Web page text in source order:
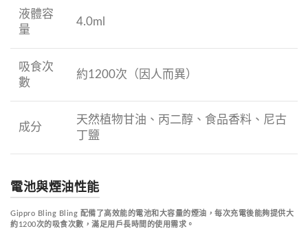
液體容
量
4.0ml
吸食次
數
約1200次（因人而異）
成分
天然植物甘油、丙二醇、食品香料、尼古
丁鹽
電池與煙油性能
Gippro Bling Bling 配備了高效能的電池和大容量的煙油，每次充電後能夠提供大
約1200次的吸食次數，滿足用戶長時間的使用需求。